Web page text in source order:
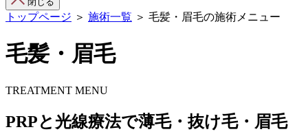
トップページ ＞ 施術一覧 ＞ 毛髪・眉毛の施術メニュー
毛髪・眉毛
TREATMENT MENU
PRPと光線療法で薄毛・抜け毛・眉毛